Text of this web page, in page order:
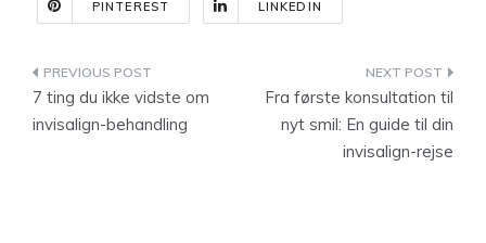
PINTEREST LINKEDIN
Indlægsnavigation
7 ting du ikke vidste om
invisalign-behandling
Fra første konsultation til
nyt smil: En guide til din
invisalign-rejse